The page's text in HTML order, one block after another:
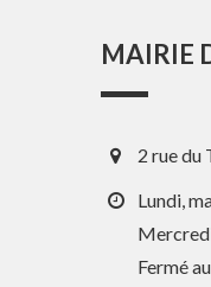
MAIRIE
2 rue du
Lundi,
Fermé